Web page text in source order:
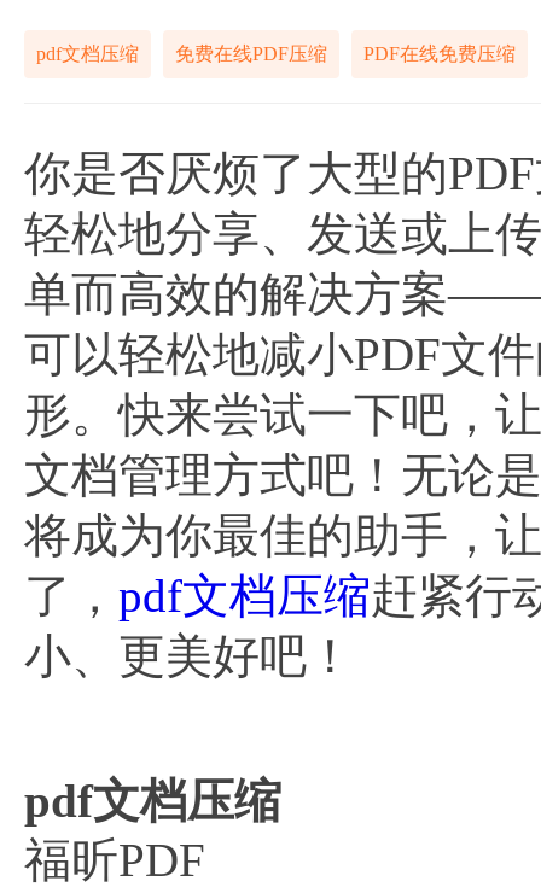
pdf文档压缩 免费在线PDF压缩 PDF在线免费压缩
你是否厌烦了大型的
轻松地分享、发送或上
单而高效的解决方案
可以轻松地减小PDF文
形。快来尝试一下吧，
文档管理方式吧！无论
将成为你最佳的助手，
了， pdf文档压缩赶紧行
小、更美好吧！
pdf文档压缩
福昕PDF